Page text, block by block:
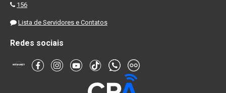
156
Lista de Servidores e Contatos
Redes sociais